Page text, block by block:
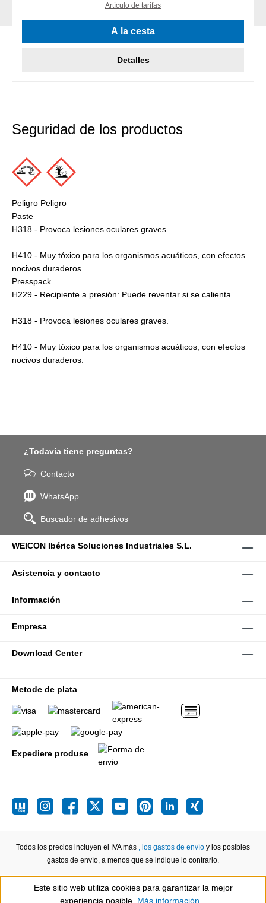
Artículo de tarifas
A la cesta
Detalles
Seguridad de los productos
Peligro Peligro
Paste
H318 - Provoca lesiones oculares graves.
H410 - Muy tóxico para los organismos acuáticos, con efectos
nocivos duraderos.
Presspack
H229 - Recipiente a presión: Puede reventar si se calienta.
H318 - Provoca lesiones oculares graves.
H410 - Muy tóxico para los organismos acuáticos, con efectos
nocivos duraderos.
¿Todavía tiene preguntas?
Contacto
WhatsApp
Buscador de adhesivos
WEICON Ibérica Soluciones Industriales S.L.
Asistencia y contacto
Información
Empresa
Download Center
Metode de plata
Expediere produse
Todos los precios incluyen el IVA más , los gastos de envío y los posibles
gastos de envío, a menos que se indique lo contrario.
Show toolbar
Este sitio web utiliza cookies para garantizar la mejor
experiencia posible. Más información...